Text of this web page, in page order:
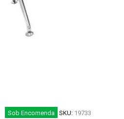
Sob Encomenda SKU: 19733